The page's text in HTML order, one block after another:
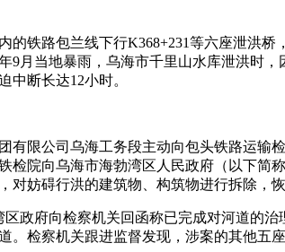
的铁路包兰线下行K368+231等六座泄洪
9月当地暴雨，乌海市千里山水库泄洪时
中断长达12小时。
有限公司乌海工务段主动向包头铁路运输
检院向乌海市海勃湾区人民政府（以下
对妨碍行洪的建筑物、构筑物进行拆除，恢
区政府向检察机关回函称已完成对河道的
。检察机关跟进监督发现，涉案的其他五